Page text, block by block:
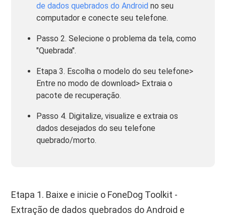
de dados quebrados do Android no seu
computador e conecte seu telefone.
Passo 2. Selecione o problema da tela, como
"Quebrada".
Etapa 3. Escolha o modelo do seu telefone>
Entre no modo de download> Extraia o
pacote de recuperação.
Passo 4. Digitalize, visualize e extraia os
dados desejados do seu telefone
quebrado/morto.
Etapa 1. Baixe e inicie o FoneDog Toolkit -
Extração de dados quebrados do Android e